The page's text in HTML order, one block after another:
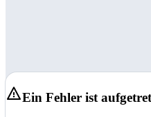
Ein Fehler ist